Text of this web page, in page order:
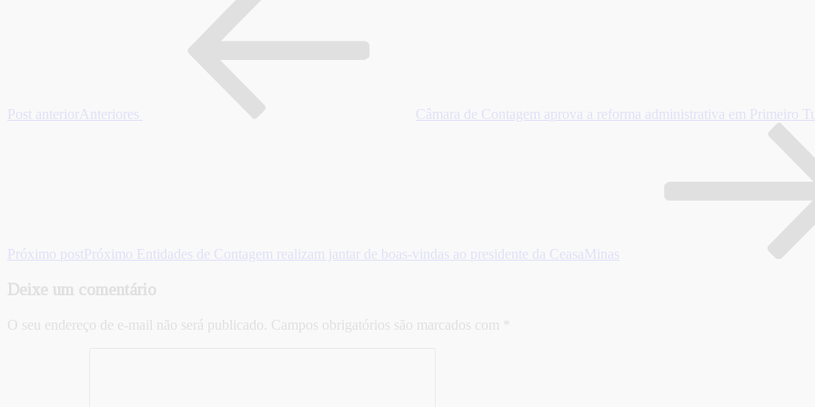
Post anterior Anteriores Câmara de Contagem aprova a reforma administrativa em Primeiro
Próximo post Próximo Entidades de Contagem realizam jantar de boas-vindas ao presidente da CeasaMinas
Deixe um comentário
O seu endereço de e-mail não será publicado. Campos obrigatórios são marcados com